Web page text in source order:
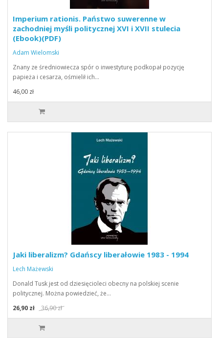
Imperium rationis. Państwo suwerenne w
zachodniej myśli politycznej XVI i XVII stulecia
(Ebook)(PDF)
Adam Wielomski
Znany ze średniowiecza spór o inwestyturę podkopał pozycję
papieża i cesarza, ośmielił ich…
46,00 zł
Jaki liberalizm? Gdańscy liberałowie 1983 - 1994
Lech Mażewski
Donald Tusk jest od dziesięcioleci obecny na polskiej scenie
politycznej. Można powiedzieć, że…
26,90 zł
36,90 zł